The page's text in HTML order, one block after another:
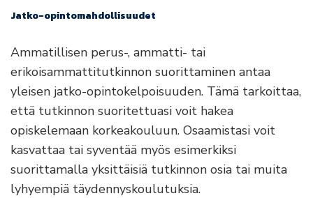
Jatko-opintomahdollisuudet
Ammatillisen perus-, ammatti- tai
erikoisammattitutkinnon suorittaminen antaa
yleisen jatko-opintokelpoisuuden. Tämä tarkoittaa,
että tutkinnon suoritettuasi voit hakea
opiskelemaan korkeakouluun. Osaamistasi voit
kasvattaa tai syventää myös esimerkiksi
suorittamalla yksittäisiä tutkinnon osia tai muita
lyhyempiä täydennyskoulutuksia.